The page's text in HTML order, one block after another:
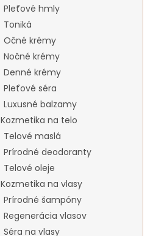
Pleťové hmly
Toniká
Očné krémy
Nočné krémy
Denné krémy
Pleťové séra
Luxusné balzamy
Kozmetika na telo
Telové maslá
Prírodné deodoranty
Telové oleje
Kozmetika na vlasy
Prírodné šampóny
Regenerácia vlasov
Séra na vlasy